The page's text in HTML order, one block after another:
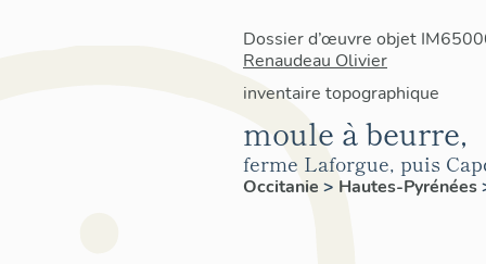
Dossier d’œuvre objet
Renaudeau Olivier
inventaire topographique
moule à beurre,
ferme Laforgue, puis
Occitanie > Hautes-Pyrénées